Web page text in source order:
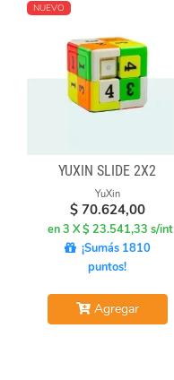
NUEVO
YUXIN SLIDE 2X2
YuXin
$ 70.624,00
en 3 X $ 23.541,33 s/int
¡Sumás 1810
puntos!
Agregar